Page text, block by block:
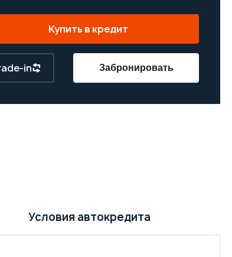
Купить в кредит
in Забронировать
Условия автокредита